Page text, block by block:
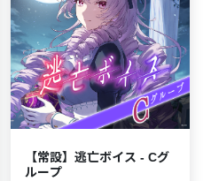
【常設】逃亡ボイス - Cグ
ループ